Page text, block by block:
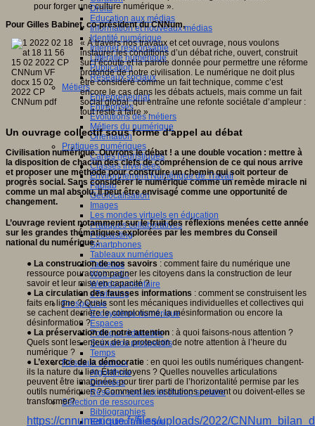
Droits
Education aux médias
Information et nouveaux médias
Identité numérique
Internet responsable
Littératie numérique
Publication
Réseaux sociaux
Métiers
Entrepreneuriat
Entreprises
Evolutions des métiers
Métiers du numérique
Orientation
Pratiques numériques
Cartes heuristiques
Classes inversées
Environnement Numérique de Travail
Fablab
Géolocalisation
Images
Les mondes virtuels en éducation
Pratiques collaboratives
Podcasting
Smartphones
Tableaux numériques
Tablettes
Web radio
Webdocumentaire
eTwinning
Prospective
Ecosystème numérique
Espaces
Politique éducative
Scénarios prospectifs
Temps
Réseaux sociaux
Algorithme
Données
Réseaux sociaux et champ scolaire
Sélection de ressources
Bibliographies
Education artistique
pour forger une culture numérique ».
Pour Gilles Babinet, co-président du CNNum,
« À travers nos travaux et cet ouvrage, nous voulons
instaurer les conditions d’un débat riche, ouvert, construit
sur l’écoute et la parole donnée pour permettre une réforme
profonde de notre civilisation. Le numérique ne doit plus
être considéré comme un fait technique, comme c’est
encore le cas dans les débats actuels, mais comme un fait
social global, qui entraîne une refonte sociétale d’ampleur :
tout reste à faire ».
Un ouvrage collectif sous forme d'appel au débat
Civilisation numérique. Ouvrons le débat ! a une double vocation : mettre à
la disposition de chacun des clefs de compréhension de ce qui nous arrive
et proposer une méthode pour construire un chemin qui soit porteur de
progrès social. Sans considérer le numérique comme un remède miracle ni
comme un mal absolu, il peut être envisagé comme une opportunité de
changement.
L’ouvrage revient notamment sur le fruit des réflexions menées cette année
sur les grandes thématiques explorées par les membres du Conseil
national du numérique :
● La construction de nos savoirs : comment faire du numérique une
ressource pouraccompagner les citoyens dans la construction de leur
savoir et leur mise en capacité ?
● La circulation des fausses informations : comment se construisent les
faits en ligne ? Quels sont les mécaniques individuelles et collectives qui
se cachent derrière le complotisme, la mésinformation ou encore la
désinformation ?
● La préservation de notre attention : à quoi faisons-nous attention ?
Quels sont les enjeux de la protection de notre attention à l’heure du
numérique ?
● L’exercice de la démocratie : en quoi les outils numériques changent-
ils la nature du lien État-citoyens ? Quelles nouvelles articulations
peuvent être imaginées pour tirer parti de l’horizontalité permise par les
outils numériques ? Comment les institutions peuvent ou doivent-elles se
transformer?
https://cnnumerique.fr/files/uploads/2022/